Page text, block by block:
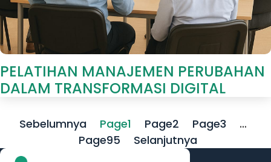
PELATIHAN MANAJEMEN PERUBAHAN
DALAM TRANSFORMASI DIGITAL
Sebelumnya Page1 Page2 Page3
…
Page95 Selanjutnya